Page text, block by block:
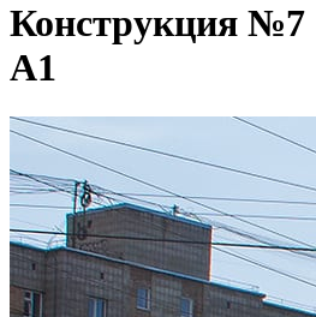
Конструкция №7
А1